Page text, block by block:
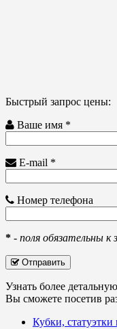
Быстрый запрос цены:
Ваше имя *
E-mail *
Номер телефона
* - поля обязательны к
Отправить
Узнать более
Вы сможете посетив
Кубки, статуэтки